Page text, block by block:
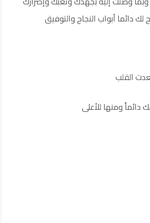
لك دائما أبواب النجاح والتوفيق
القلب
دائماً ومنها للأعلى